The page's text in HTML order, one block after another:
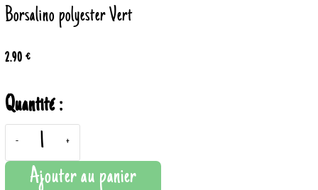
Borsalino polyester Vert
2.90 €
Quantité :
- +
Ajouter au panier